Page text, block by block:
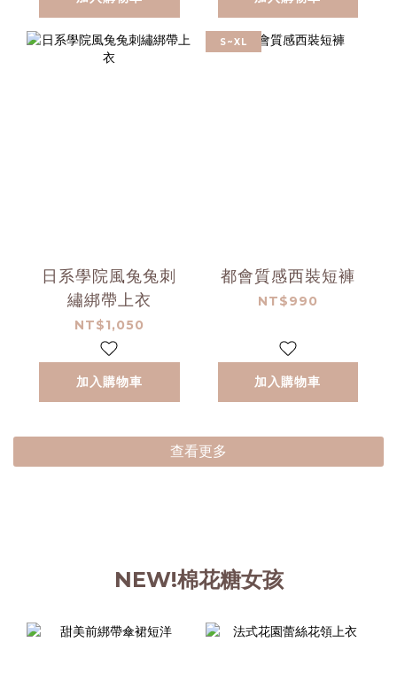
日系學院風兔兔刺
繡綁帶上衣
NT$1,050
加入購物車
S~XL
都會質感西裝短褲
NT$990
加入購物車
查看更多
NEW!棉花糖女孩